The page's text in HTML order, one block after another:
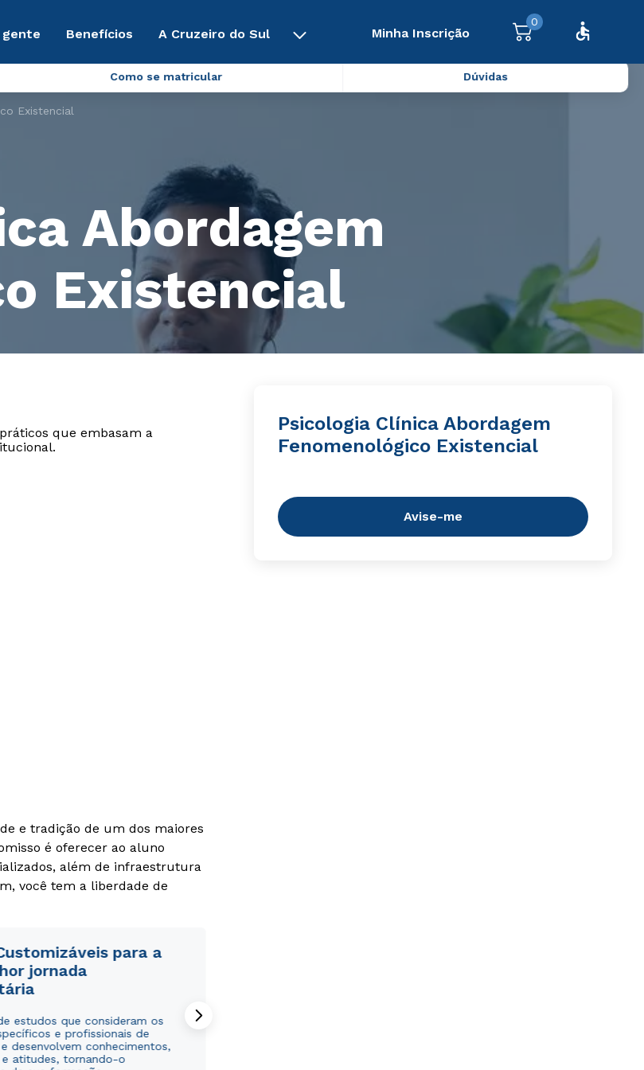
gente Benefícios A Cruzeiro do Sul Minha Inscrição
0
Como se matricular Dúvidas
Existencial
Abordagem
Existencial
que embasam a
e tradição de um dos maiores
é oferecer ao aluno
além de infraestrutura
você tem a liberdade de
para a
jornada
estudos que consideram os
e profissionais de
desenvolvem conhecimentos,
e atitudes, tornando-o
Psicologia Clínica Abordagem
Fenomenológico Existencial
Avise-me